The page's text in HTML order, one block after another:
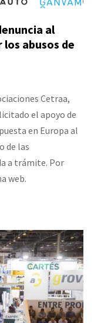
al
abusos de
Cetraa,
el apoyo de
en Europa al
de las
a trámite. Por
web.